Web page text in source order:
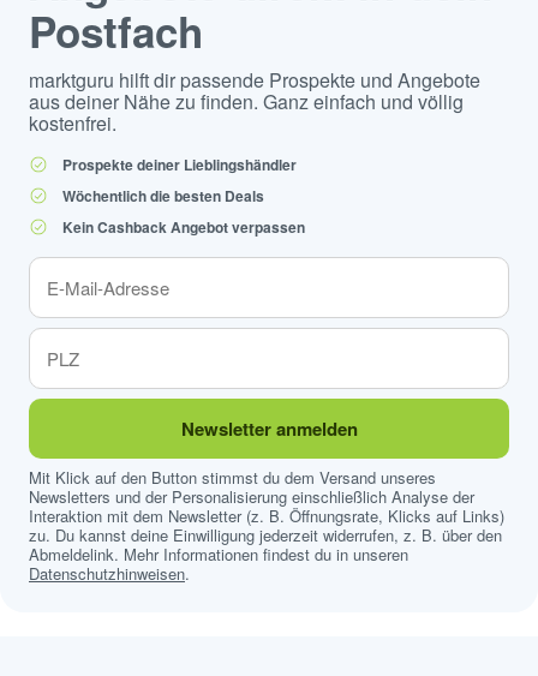
Postfach
marktguru hilft dir passende Prospekte und Angebote
aus deiner Nähe zu finden. Ganz einfach und völlig
kostenfrei.
Prospekte deiner Lieblingshändler
Wöchentlich die besten Deals
Kein Cashback Angebot verpassen
Newsletter anmelden
Mit Klick auf den Button stimmst du dem Versand unseres
Newsletters und der Personalisierung einschließlich Analyse der
Interaktion mit dem Newsletter (z. B. Öffnungsrate, Klicks auf Links)
zu. Du kannst deine Einwilligung jederzeit widerrufen, z. B. über den
Abmeldelink. Mehr Informationen findest du in unseren
Datenschutzhinweisen.